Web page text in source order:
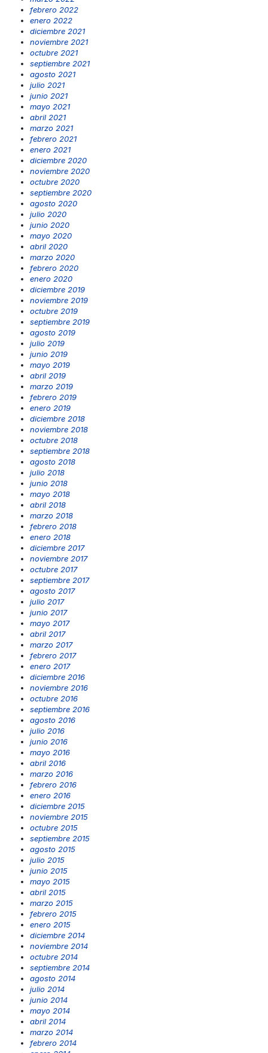
febrero 2022
enero 2022
diciembre 2021
noviembre 2021
octubre 2021
septiembre 2021
agosto 2021
julio 2021
junio 2021
mayo 2021
abril 2021
marzo 2021
febrero 2021
enero 2021
diciembre 2020
noviembre 2020
octubre 2020
septiembre 2020
agosto 2020
julio 2020
junio 2020
mayo 2020
abril 2020
marzo 2020
febrero 2020
enero 2020
diciembre 2019
noviembre 2019
octubre 2019
septiembre 2019
agosto 2019
julio 2019
junio 2019
mayo 2019
abril 2019
marzo 2019
febrero 2019
enero 2019
diciembre 2018
noviembre 2018
octubre 2018
septiembre 2018
agosto 2018
julio 2018
junio 2018
mayo 2018
abril 2018
marzo 2018
febrero 2018
enero 2018
diciembre 2017
noviembre 2017
octubre 2017
septiembre 2017
agosto 2017
julio 2017
junio 2017
mayo 2017
abril 2017
marzo 2017
febrero 2017
enero 2017
diciembre 2016
noviembre 2016
octubre 2016
septiembre 2016
agosto 2016
julio 2016
junio 2016
mayo 2016
abril 2016
marzo 2016
febrero 2016
enero 2016
diciembre 2015
noviembre 2015
octubre 2015
septiembre 2015
agosto 2015
julio 2015
junio 2015
mayo 2015
abril 2015
marzo 2015
febrero 2015
enero 2015
diciembre 2014
noviembre 2014
octubre 2014
septiembre 2014
agosto 2014
julio 2014
junio 2014
mayo 2014
abril 2014
marzo 2014
febrero 2014